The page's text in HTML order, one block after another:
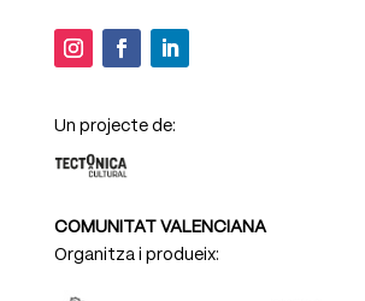
Un projecte de:
COMUNITAT VALENCIANA
Organitza i produeix: